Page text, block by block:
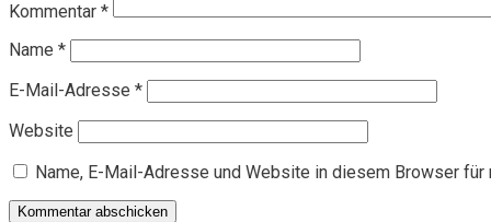
Kommentar *
Name *
E-Mail-Adresse *
Website
Name, E-Mail-Adresse und Website in diesem Browser